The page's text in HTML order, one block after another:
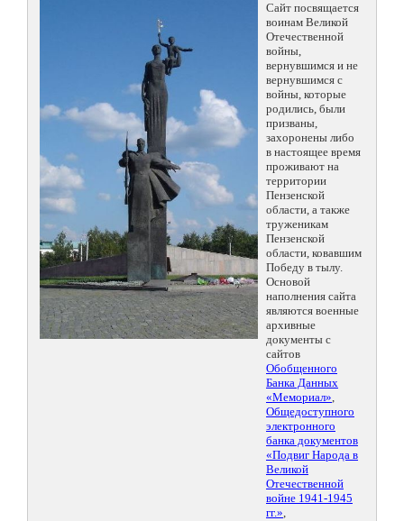
Сайт посвящается
воинам Великой
Отечественной
войны,
вернувшимся и не
вернувшимся с
войны, которые
родились, были
призваны,
захоронены либо
в настоящее время
проживают на
территории
Пензенской
области, а также
труженикам
Пензенской
области, ковавшим
Победу в тылу.
Основой
наполнения сайта
являются военные
архивные
документы с
сайтов
Обобщенного
Банка Данных
«Мемориал»,
Общедоступного
электронного
банка документов
«Подвиг Народа в
Великой
Отечественной
войне 1941-1945
гг.»,